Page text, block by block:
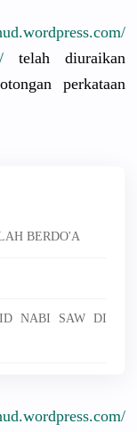
d.wordpress.com/
telah diuraikan
perkataan
BERDO'A
NABI SAW DI
d.wordpress.com/